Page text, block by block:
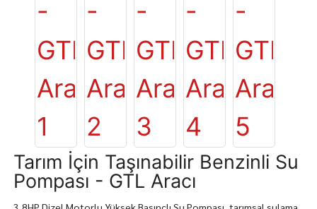
Tarım İçin Taşınabilir Benzinli Su
Pompası - GTL Aracı